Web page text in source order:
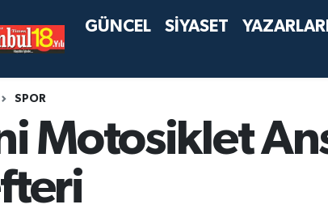
GÜNCEL SİYASET
SPOR
Motosiklet